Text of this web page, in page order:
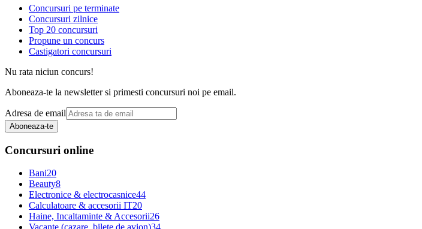
Concursuri pe terminate
Concursuri zilnice
Top 20 concursuri
Propune un concurs
Castigatori concursuri
Nu rata niciun concurs!
Aboneaza-te la newsletter si primesti concursuri noi pe email.
Adresa de email
Aboneaza-te
Concursuri online
Bani20
Beauty8
Electronice & electrocasnice44
Calculatoare & accesorii IT20
Haine, Incaltaminte & Accesorii26